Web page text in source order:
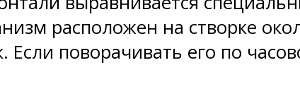
расположен на створке
Если поворачивать его по